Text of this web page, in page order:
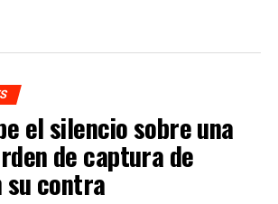
el silencio sobre una
de captura de
contra